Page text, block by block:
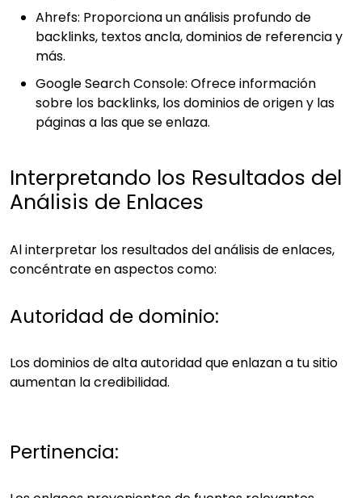
Ahrefs: Proporciona un análisis profundo de
backlinks, textos ancla, dominios de referencia y
más.
Google Search Console: Ofrece información
sobre los backlinks, los dominios de origen y las
páginas a las que se enlaza.
Interpretando los Resultados del
Análisis de Enlaces
Al interpretar los resultados del análisis de enlaces,
concéntrate en aspectos como:
Autoridad de dominio:
Los dominios de alta autoridad que enlazan a tu sitio
aumentan la credibilidad.
Pertinencia: